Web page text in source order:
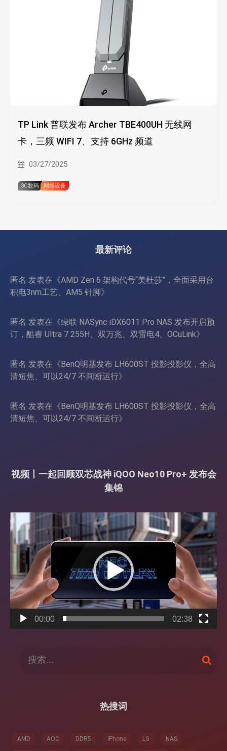
TP Link 普联发布 Archer TBE400UH 无线网
卡，三频 WIFI 7、支持 6GHz 频道
03/27/2025
3C数码 网络设备
最新评论
匿名 发表在《AMD Zen 6 架构代号“美杜莎”，全面采用台
积电3nm工艺、AM5 针脚》
匿名 发表在《绿联 NASync iDX6011 Pro NAS 发布开启预
订，酷睿 Ultra 7 255H、双万兆、双雷电4、OCuLink》
匿名 发表在《BenQ明基发布 LH600ST 投影投影仪，全高
清短焦、可以24/7 不间断运行》
匿名 发表在《BenQ明基发布 LH600ST 投影投影仪，全高
清短焦、可以24/7 不间断运行》
视频丨一起回顾双芯战神 iQOO Neo10 Pro+ 发布会
集锦
视
频
播
放
器
00:00 02:38
搜
索
热搜词
AMD AOC DDR5 iPhone LG NAS